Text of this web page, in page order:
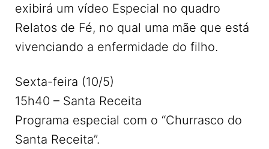
exibirá um vídeo Especial no quadro
Relatos de Fé, no qual uma mãe que está
vivenciando a enfermidade do filho.
Sexta-feira (10/5)
15h40 – Santa Receita
Programa especial com o “Churrasco do
Santa Receita”.